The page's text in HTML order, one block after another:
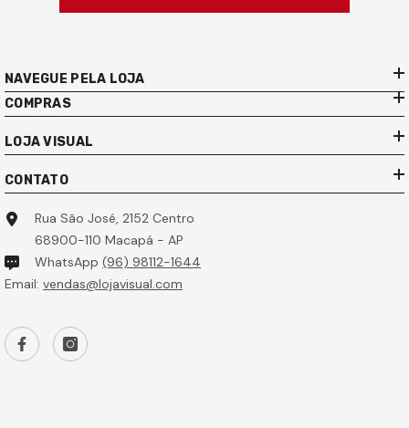
NAVEGUE PELA LOJA
COMPRAS
LOJA VISUAL
CONTATO
Rua São José, 2152 Centro
68900-110 Macapá - AP
WhatsApp (96) 98112-1644
Email: vendas@lojavisual.com